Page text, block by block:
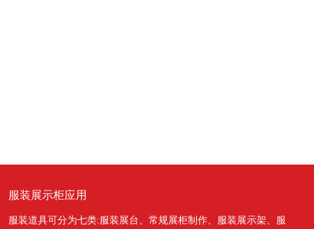
服装展示柜应用
服装道具可分为七类:服装展台、常规展柜制作、服装展示架、服